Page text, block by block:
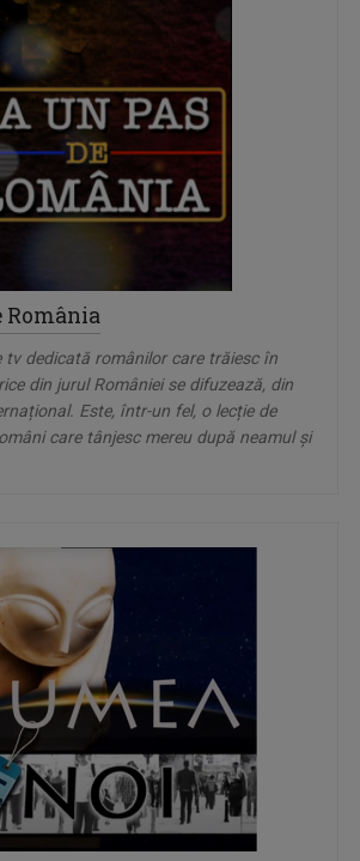
România
tv dedicată românilor care trăiesc în
din jurul României se difuzează, din
Este, într-un fel, o lecție de
care tânjesc mereu după neamul și